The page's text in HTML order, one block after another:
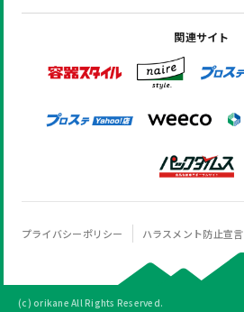
関連サイト
プライバシーポリシー ハラスメント防止宣言
(c) orikane All Rights Reserved.